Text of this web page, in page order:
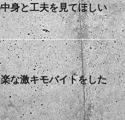
身と工夫を見てほしい
な激キモバイトをした